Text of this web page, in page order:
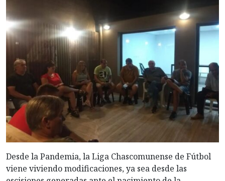
Desde la Pandemia, la Liga Chascomunense de Fútbol
viene viviendo modificaciones, ya sea desde las